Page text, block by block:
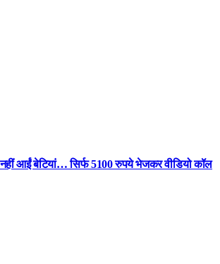
आईं बेटियां… सिर्फ 5100 रुपये भेजकर वीडियो कॉल